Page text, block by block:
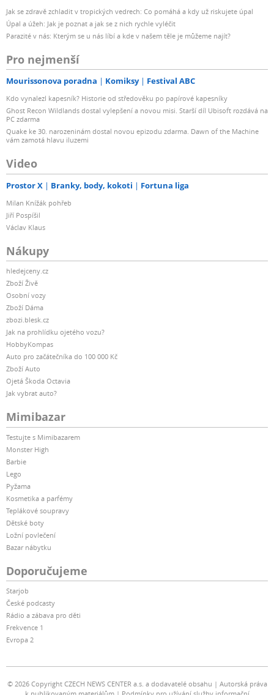
Jak se zdravě zchladit v tropických vedrech: Co pomáhá a kdy už riskujete úpal
Úpal a úžeh: Jak je poznat a jak se z nich rychle vyléčit
Parazité v nás: Kterým se u nás líbí a kde v našem těle je můžeme najít?
Pro nejmenší
Mourissonova poradna Komiksy Festival ABC
Kdo vynalezl kapesník? Historie od středověku po papírové kapesníky
Ghost Recon Wildlands dostal vylepšení a novou misi. Starší díl Ubisoft rozdává na
PC zdarma
Quake ke 30. narozeninám dostal novou epizodu zdarma. Dawn of the Machine
vám zamotá hlavu iluzemi
Video
Prostor X Branky, body, kokoti Fortuna liga
Milan Knížák pohřeb
Jiří Pospíšil
Václav Klaus
Nákupy
hledejceny.cz
Zboží Živě
Osobní vozy
Zboží Dáma
zbozi.blesk.cz
Jak na prohlídku ojetého vozu?
HobbyKompas
Auto pro začátečníka do 100 000 Kč
Zboží Auto
Ojetá Škoda Octavia
Jak vybrat auto?
Mimibazar
Testujte s Mimibazarem
Monster High
Barbie
Lego
Pyžama
Kosmetika a parfémy
Teplákové soupravy
Dětské boty
Ložní povlečení
Bazar nábytku
Doporučujeme
Starjob
České podcasty
Rádio a zábava pro děti
Frekvence 1
Evropa 2
© 2026 Copyright CZECH NEWS CENTER a.s. a dodavatelé obsahu
Autorská práva